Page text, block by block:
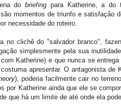
dobriefing para Katherine, a do
momentos de triunfo e satisfação
necessidade do roteiro.
no clichê do "salvador branco",
simplesmente pela sua
Katherine) e que nunca se
apresentar. O antagonista de
), poderia facilmente cair no
por Katherine ainda que ele se
que há um limite de até onde ela